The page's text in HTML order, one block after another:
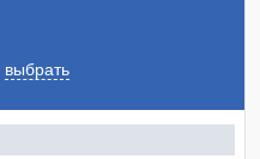
выбрать